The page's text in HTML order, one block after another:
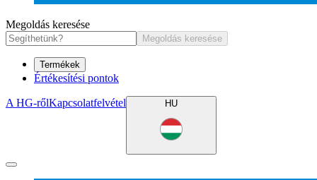
Megoldás keresése
Megoldás keresése
Termékek
Értékesítési pontok
A HG-rőlKapcsolatfelvétel HU